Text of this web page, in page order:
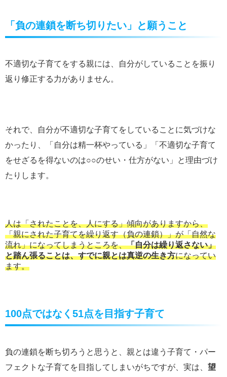
「負の連鎖を断ち切りたい」と願うこと
不適切な子育てをする親には、自分がしていることを振り
返り修正する力がありません。
それで、自分が不適切な子育てをしていることに気づけな
かったり、「自分は精一杯やっている」「不適切な子育て
をせざるを得ないのは○○のせい・仕方がない」と理由づけ
たりします。
人は「されたことを、人にする」傾向がありますから、
「親にされた子育てを繰り返す（負の連鎖）」が「自然な
流れ」になってしまうところを、「自分は繰り返さない」
と踏ん張ることは、すでに親とは真逆の生き方になってい
ます。
100点ではなく51点を目指す子育て
負の連鎖を断ち切ろうと思うと、親とは違う子育て・パー
フェクトな子育てを目指してしまいがちですが、実は、 望